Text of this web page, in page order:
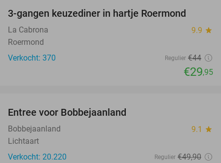
3-gangen keuzediner in hartje Roermond
La Cabrona 9.9 star
Roermond
Verkocht: 370
Regulier €44
€29,95
Entree voor Bobbejaanland
Bobbejaanland 9.1 star
Lichtaart
Verkocht: 20.220
Regulier €49,90